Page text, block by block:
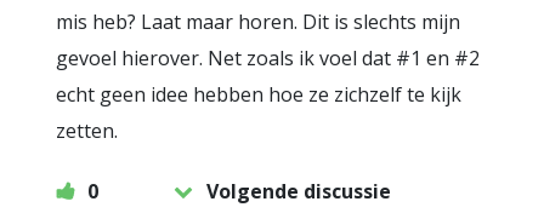
mis heb? Laat maar horen. Dit is slechts mijn
gevoel hierover. Net zoals ik voel dat #1 en #2
echt geen idee hebben hoe ze zichzelf te kijk
zetten.
0
Volgende discussie